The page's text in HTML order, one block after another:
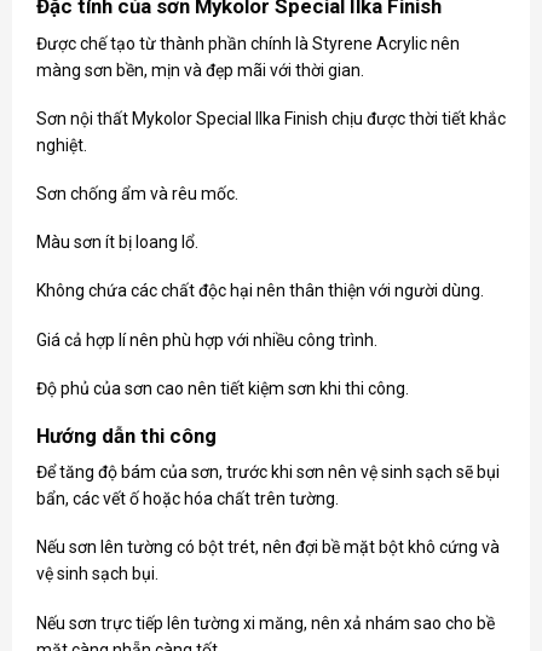
Đặc tính của sơn Mykolor Special Ilka Finish
Được chế tạo từ thành phần chính là Styrene Acrylic nên
màng sơn bền, mịn và đẹp mãi với thời gian.
Sơn nội thất Mykolor Special Ilka Finish chịu được thời tiết khắc
nghiệt.
Sơn chống ẩm và rêu mốc.
Màu sơn ít bị loang lổ.
Không chứa các chất độc hại nên thân thiện với người dùng.
Giá cả hợp lí nên phù hợp với nhiều công trình.
Độ phủ của sơn cao nên tiết kiệm sơn khi thi công.
Hướng dẫn thi công
Để tăng độ bám của sơn, trước khi sơn nên vệ sinh sạch sẽ bụi
bẩn, các vết ố hoặc hóa chất trên tường.
Nếu sơn lên tường có bột trét, nên đợi bề mặt bột khô cứng và
vệ sinh sạch bụi.
Nếu sơn trực tiếp lên tường xi măng, nên xả nhám sao cho bề